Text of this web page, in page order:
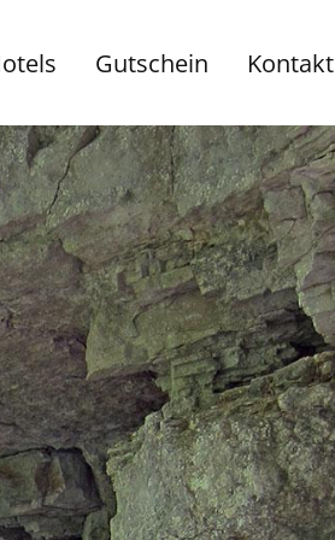
Gutschein Kontakt